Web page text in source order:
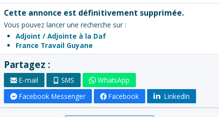
Cette annonce est définitivement supprimée.
Vous pouvez lancer une recherche sur :
Adjoint / Adjointe à la Daf
France Travail Guyane
Partagez :
E-mail SMS
WhatsApp
Facebook Messenger
Facebook LinkedIn